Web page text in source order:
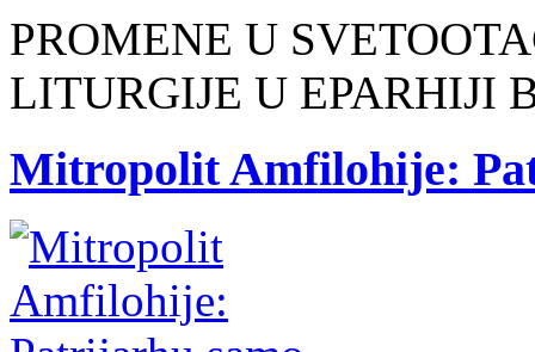
PROMENE U
LITURGIJE U EPARHIJI
Mitropolit Amfilohije: